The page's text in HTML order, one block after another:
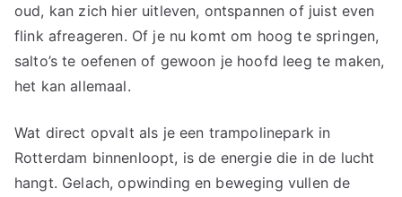
oud, kan zich hier uitleven, ontspannen of juist even
flink afreageren. Of je nu komt om hoog te springen,
salto’s te oefenen of gewoon je hoofd leeg te maken,
het kan allemaal.
Wat direct opvalt als je een trampolinepark in
Rotterdam binnenloopt, is de energie die in de lucht
hangt. Gelach, opwinding en beweging vullen de